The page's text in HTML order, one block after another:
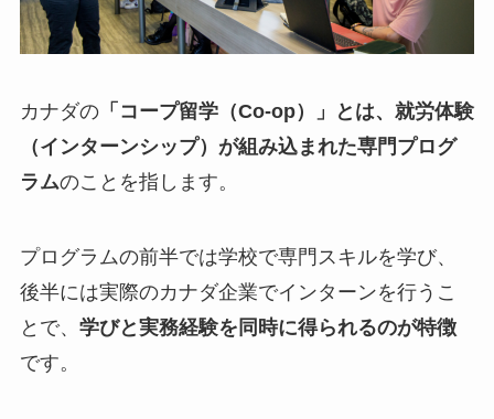
カナダの「コープ留学（Co-op）」とは、就労体験
（インターンシップ）が組み込まれた専門プログ
ラムのことを指します。
プログラムの前半では学校で専門スキルを学び、
後半には実際のカナダ企業でインターンを行うこ
とで、 学びと実務経験を同時に得られるのが特徴
です。